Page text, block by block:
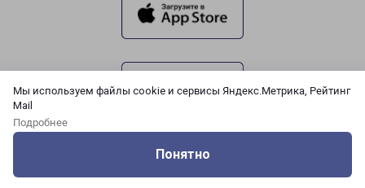
Мы используем файлы cookie и сервисы Яндекс.Метрика, Рейтинг
Mail
Подробнее
Понятно